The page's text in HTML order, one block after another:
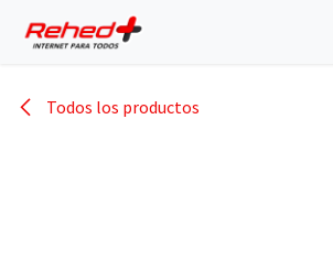
Todos los productos